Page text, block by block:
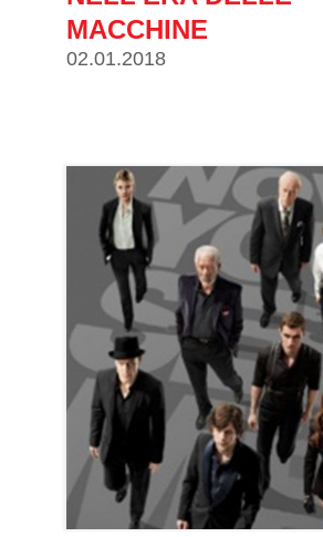
MACCHINE
02.01.2018